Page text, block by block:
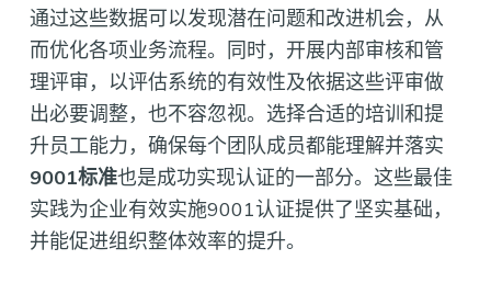
通过这些数据可以发现潜在问题和改进机会，从
而优化各项业务流程。同时，开展内部审核和管
理评审，以评估系统的有效性及依据这些评审做
出必要调整，也不容忽视。选择合适的培训和提
升员工能力，确保每个团队成员都能理解并落实
9001标准也是成功实现认证的一部分。这些最佳
实践为企业有效实施9001认证提供了坚实基础，
并能促进组织整体效率的提升。